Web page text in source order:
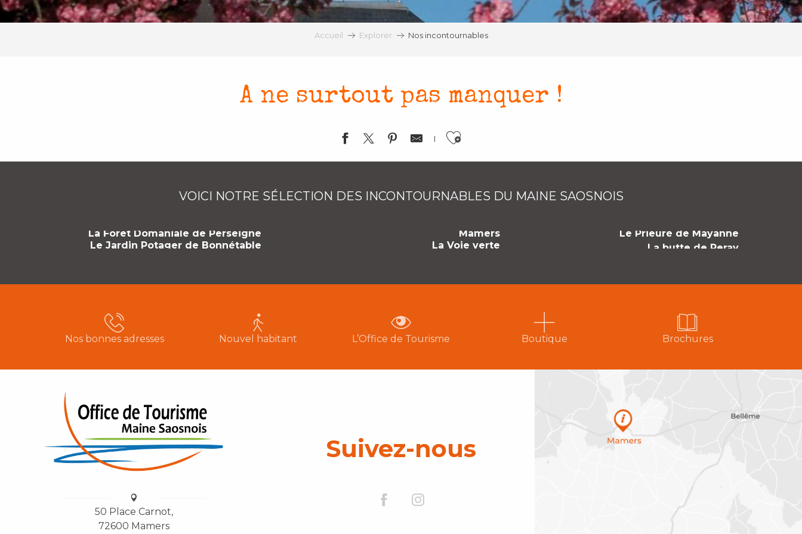
Accueil Explorer Nos incontournables
A ne surtout pas manquer !
Ajouter aux favoris
VOICI NOTRE SÉLECTION DES INCONTOURNABLES DU MAINE SAOSNOIS
La Forêt Domaniale de Perseigne
Le Jardin Potager de Bonnétable
Mamers
La Voie verte
Le Prieuré de Mayanne
La butte de Peray
Nos bonnes adresses Nouvel habitant L’Office de Tourisme Boutique Brochures
50 Place Carnot,
72600 Mamers
Suivez-nous